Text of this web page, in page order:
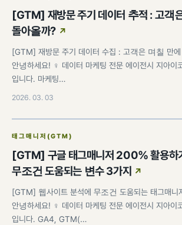
[GTM] 재방문 주기 데이터 추적 : 고객
돌아올까?
[GTM] 재방문 주기 데이터 수집 : 고객은 며칠 만
안녕하세요! ♀️ 데이터 마케팅 전문 에이전시 지아
입니다. 마케팅…
2026. 03. 03
태그매니저(GTM)
[GTM] 구글 태그매니저 200% 활용하
무조건 도움되는 변수 3가지
[GTM] 웹사이트 분석에 무조건 도움되는 태그매니
안녕하세요! ♀️ 데이터 마케팅 전문 에이전시 지아
입니다. GA4, GTM(…